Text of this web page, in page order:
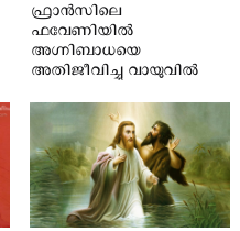
ഫ്രാന്‍സിലെ
ഫവേണിയില്‍
അഗ്നിബാധയെ
അതിജീവിച്ചു വായുവില്‍